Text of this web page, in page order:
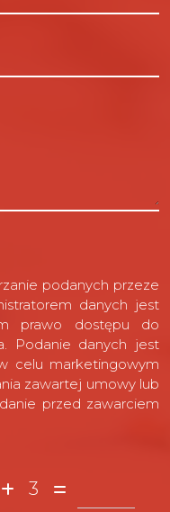
podanych przeze
danych jest
prawo dostępu do
Podanie danych jest
celu marketingowym
zawartej umowy lub
przed zawarciem
3